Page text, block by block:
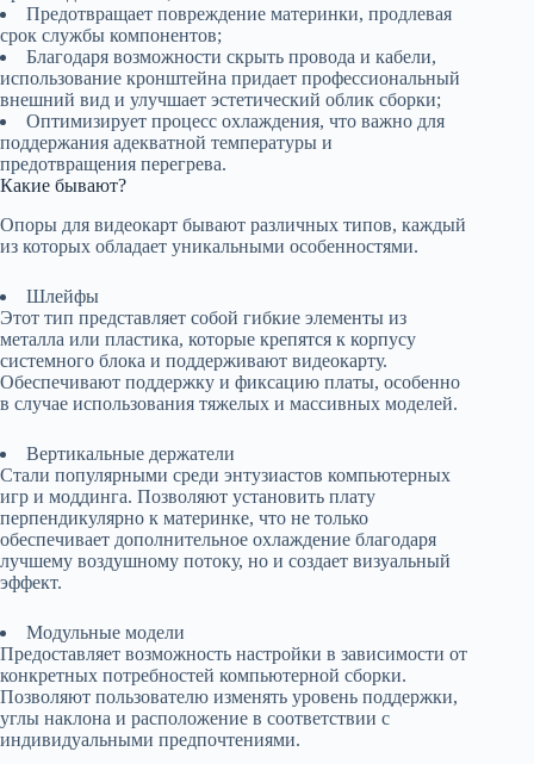
Предотвращает повреждение материнки, продлевая
срок службы компонентов;
Благодаря возможности скрыть провода и кабели,
использование кронштейна придает профессиональный
внешний вид и улучшает эстетический облик сборки;
Оптимизирует процесс охлаждения, что важно для
поддержания адекватной температуры и
предотвращения перегрева.
Какие бывают?
Опоры для видеокарт бывают различных типов, каждый
из которых обладает уникальными особенностями.
Шлейфы
Этот тип представляет собой гибкие элементы из
металла или пластика, которые крепятся к корпусу
системного блока и поддерживают видеокарту.
Обеспечивают поддержку и фиксацию платы, особенно
в случае использования тяжелых и массивных моделей.
Вертикальные держатели
Стали популярными среди энтузиастов компьютерных
игр и моддинга. Позволяют установить плату
перпендикулярно к материнке, что не только
обеспечивает дополнительное охлаждение благодаря
лучшему воздушному потоку, но и создает визуальный
эффект.
Модульные модели
Предоставляет возможность настройки в зависимости от
конкретных потребностей компьютерной сборки.
Позволяют пользователю изменять уровень поддержки,
углы наклона и расположение в соответствии с
индивидуальными предпочтениями.